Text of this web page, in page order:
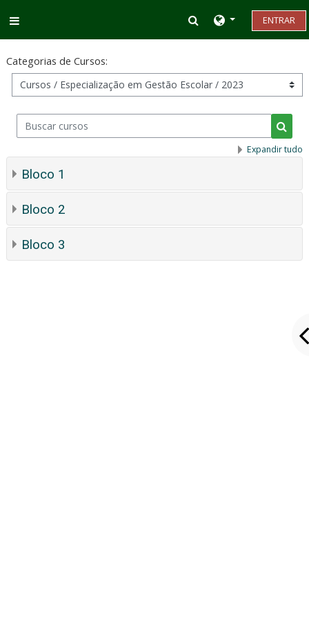
Alternar entrada
ENTRAR
Categorias de Cursos:
Buscar cursos
Expandir tudo
Bloco 1
Bloco 2
Bloco 3